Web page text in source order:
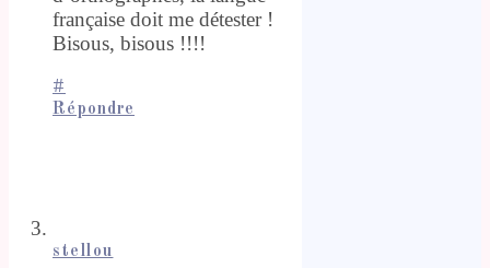
française doit me détester !
Bisous, bisous !!!!
#
Répondre
stellou